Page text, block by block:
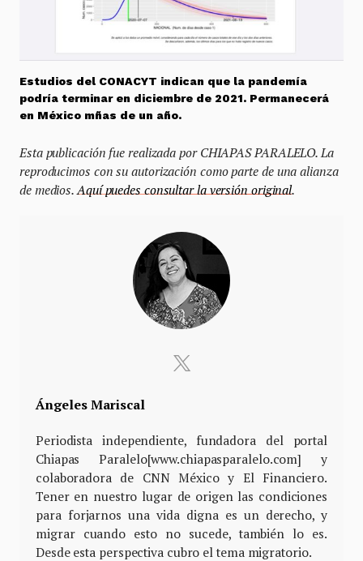
Estudios del CONACYT indican que la pandemía
podría terminar en diciembre de 2021. Permanecerá
en México mñas de un año.
Esta publicación fue realizada por CHIAPAS PARALELO. La
reproducimos con su autorización como parte de una alianza
de medios. Aquí puedes consultar la versión original.
Ángeles Mariscal
Periodista independiente, fundadora del portal
Chiapas Paralelo[www.chiapasparalelo.com] y
colaboradora de CNN México y El Financiero.
Tener en nuestro lugar de origen las condiciones
para forjarnos una vida digna es un derecho, y
migrar cuando esto no sucede, también lo es.
Desde esta perspectiva cubro el tema migratorio.